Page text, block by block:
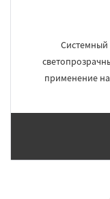
Системный
применение